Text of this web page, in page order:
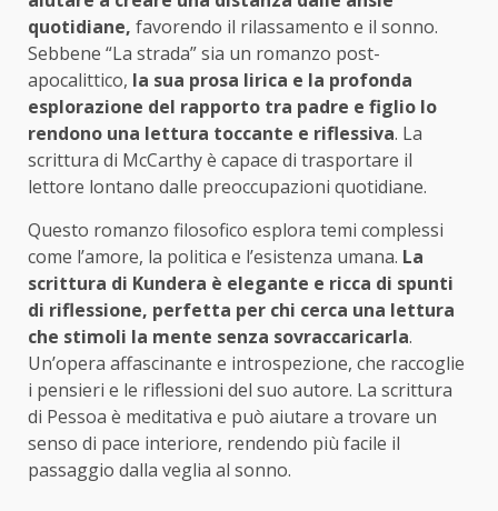
quotidiane, favorendo il rilassamento e il sonno.
Sebbene “La strada” sia un romanzo post-
apocalittico, la sua prosa lirica e la profonda
esplorazione del rapporto tra padre e figlio lo
rendono una lettura toccante e riflessiva. La
scrittura di McCarthy è capace di trasportare il
lettore lontano dalle preoccupazioni quotidiane.
Questo romanzo filosofico esplora temi complessi
come l’amore, la politica e l’esistenza umana. La
scrittura di Kundera è elegante e ricca di spunti
di riflessione, perfetta per chi cerca una lettura
che stimoli la mente senza sovraccaricarla.
Un’opera affascinante e introspezione, che raccoglie
i pensieri e le riflessioni del suo autore. La scrittura
di Pessoa è meditativa e può aiutare a trovare un
senso di pace interiore, rendendo più facile il
passaggio dalla veglia al sonno.